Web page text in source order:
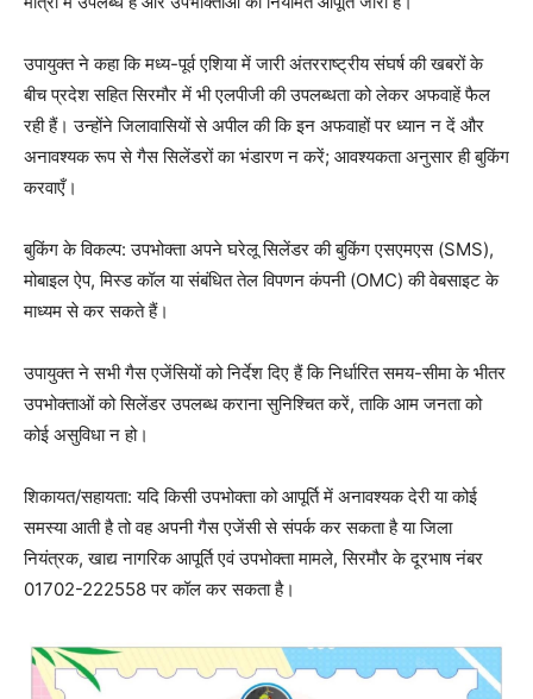
उपायुक्त ने कहा कि मध्य-पूर्व एशिया में जारी अंतरराष्ट्रीय संघर्ष की खबरों के
बीच प्रदेश सहित सिरमौर में भी एलपीजी की उपलब्धता को लेकर अफवाहें फैल
रही हैं। उन्होंने जिलावासियों से अपील की कि इन अफवाहों पर ध्यान न दें और
अनावश्यक रूप से गैस सिलेंडरों का भंडारण न करें; आवश्यकता अनुसार ही बुकिंग
करवाएँ।
बुकिंग के विकल्प: उपभोक्ता अपने घरेलू सिलेंडर की बुकिंग एसएमएस (SMS),
मोबाइल ऐप, मिस्ड कॉल या संबंधित तेल विपणन कंपनी (OMC) की वेबसाइट के
माध्यम से कर सकते हैं।
उपायुक्त ने सभी गैस एजेंसियों को निर्देश दिए हैं कि निर्धारित समय-सीमा के भीतर
उपभोक्ताओं को सिलेंडर उपलब्ध कराना सुनिश्चित करें, ताकि आम जनता को
कोई असुविधा न हो।
शिकायत/सहायता: यदि किसी उपभोक्ता को आपूर्ति में अनावश्यक देरी या कोई
समस्या आती है तो वह अपनी गैस एजेंसी से संपर्क कर सकता है या जिला
नियंत्रक, खाद्य नागरिक आपूर्ति एवं उपभोक्ता मामले, सिरमौर के दूरभाष नंबर
01702-222558 पर कॉल कर सकता है।